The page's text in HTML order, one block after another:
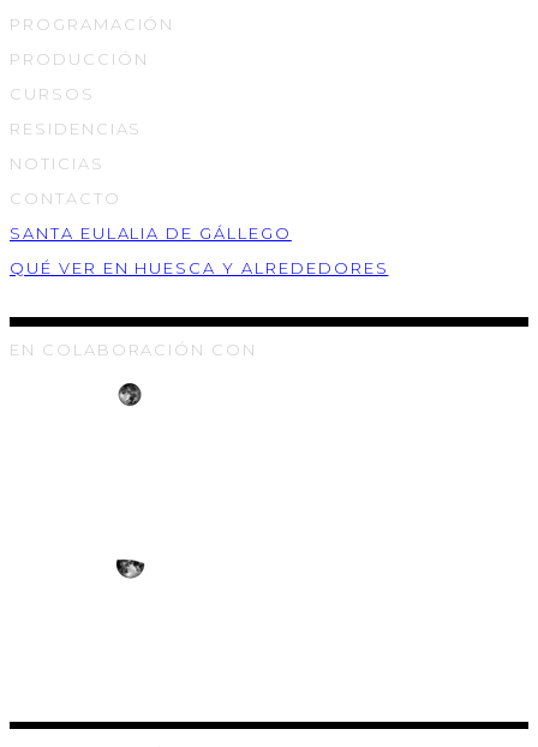
PROGRAMACIÓN
PRODUCCIÓN
CURSOS
RESIDENCIAS
NOTICIAS
CONTACTO
SANTA EULALIA DE GÁLLEGO
QUÉ VER EN HUESCA Y ALREDEDORES
EN COLABORACIÓN CON